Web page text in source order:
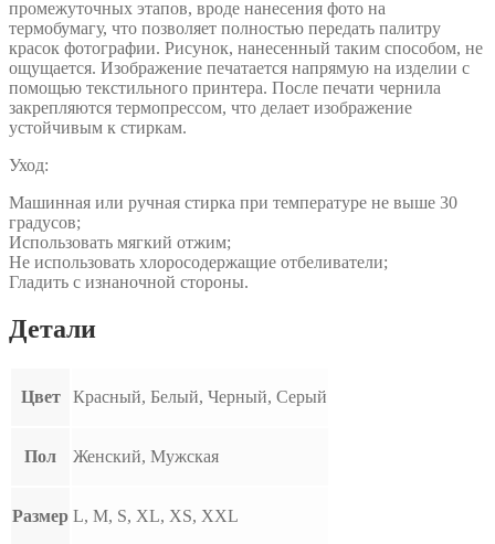
промежуточных этапов, вроде нанесения фото на
термобумагу, что позволяет полностью передать палитру
красок фотографии. Рисунок, нанесенный таким способом, не
ощущается. Изображение печатается напрямую на изделии с
помощью текстильного принтера. После печати чернила
закрепляются термопрессом, что делает изображение
устойчивым к стиркам.
Уход:
Машинная или ручная стирка при температуре не выше 30
градусов;
Использовать мягкий отжим;
Не использовать хлоросодержащие отбеливатели;
Гладить с изнаночной стороны.
Детали
Цвет Красный, Белый, Черный, Серый
Пол Женский, Мужская
Размер L, M, S, XL, XS, XXL